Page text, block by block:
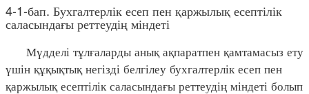
4-1-бап. Бухгалтерлік есеп пен қаржылық есептілік
саласындағы реттеудің міндеті
Мүдделі тұлғаларды анық ақпаратпен қамтамасыз ету
үшін құқықтық негізді белгілеу бухгалтерлік есеп пен
қаржылық есептілік саласындағы реттеудің міндеті болып